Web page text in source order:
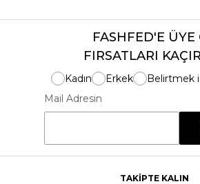
FASHFED'E ÜYE
FIRSATLARI
Kadın Erkek
Belirtmek
Mail Adresin
TAKİPTE KALIN